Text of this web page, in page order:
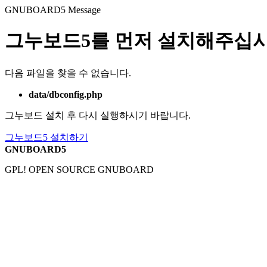
GNUBOARD5 Message
그누보드5를 먼저 설치해주십
다음 파일을 찾을 수 없습니다.
data/dbconfig.php
그누보드 설치 후 다시 실행하시기 바랍니다.
그누보드5 설치하기
GNUBOARD5
GPL! OPEN SOURCE GNUBOARD